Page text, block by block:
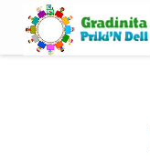
content